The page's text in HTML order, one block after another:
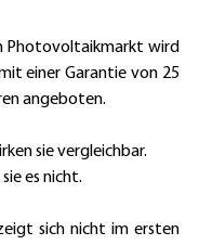
Photovoltaikmarkt wird
einer Garantie von 25
angeboten.
sie vergleichbar.
es nicht.
sich nicht im ersten